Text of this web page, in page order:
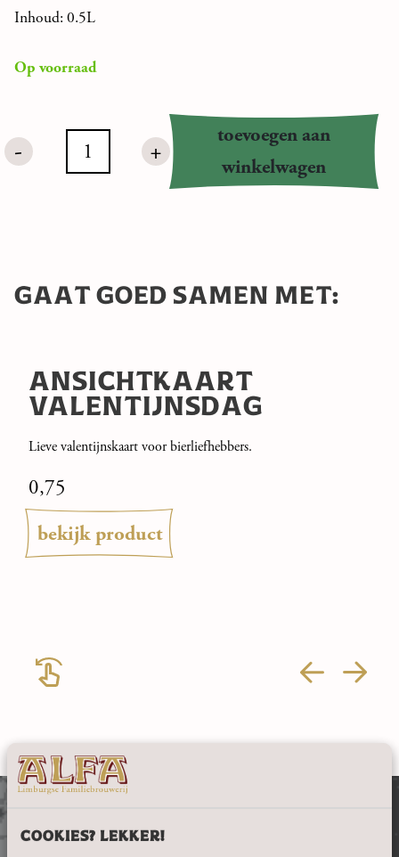
COOKIES? LEKKER!
Inhoud: 0.5L
Op voorraad
-
Alfa
+
toevoegen aan
winkelwagen
GAAT GOED SAMEN MET:
ANSICHTKAART
VALENTIJNSDAG
Lieve valentijnskaart voor bierliefhebbers.
0,75
bekijk product